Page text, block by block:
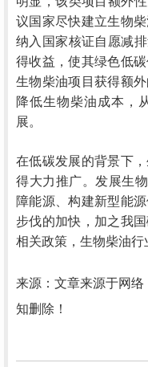
议国家尽快建立生物
纳入国家核证自愿减
得收益，使其绿色低
生物柴油项目获得额
降低生物柴油成本，
展。
在低碳发展的背景下
得大力推广。发展生
障能源、构建新型能
步伐的加快，加之我
相关政策，生物柴油行
来源：文章来源于网
知删除！